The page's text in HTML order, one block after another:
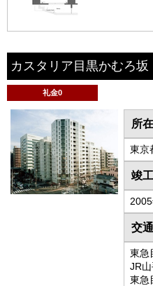
カスタリア目黒かむろ坂
礼金0
所
東京
竣
交通
東急
JR
東急